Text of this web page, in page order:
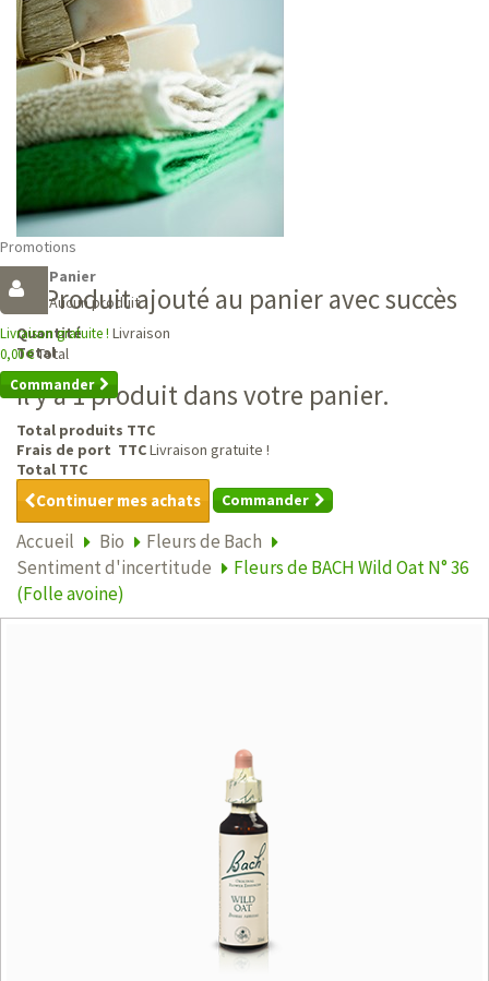
Promotions
Panier
Aucun produit
Livraison gratuite ! Livraison
0,00 €Total
Commander
Produit ajouté au panier avec succès
Quantité
Total
Il y a 1 produit dans votre panier.
Total produits TTC
Frais de port TTCLivraison gratuite !
Total TTC
Continuer mes achats Commander
Accueil Bio
Fleurs de Bach
Sentiment d'incertitude
Fleurs de BACH Wild Oat N° 36
(Folle avoine)